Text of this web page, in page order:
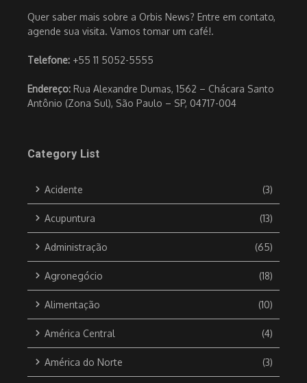
Quer saber mais sobre a Orbis News? Entre em contato,
agende sua visita. Vamos tomar um café!.
Telefone: +55 11 5052-5555
Endereço: Rua Alexandre Dumas, 1562 – Chácara Santo
Antônio (Zona Sul), São Paulo – SP, 04717-004
Category List
Acidente (3)
Acupuntura (13)
Administração (65)
Agronegócio (18)
Alimentação (10)
América Central (4)
América do Norte (3)